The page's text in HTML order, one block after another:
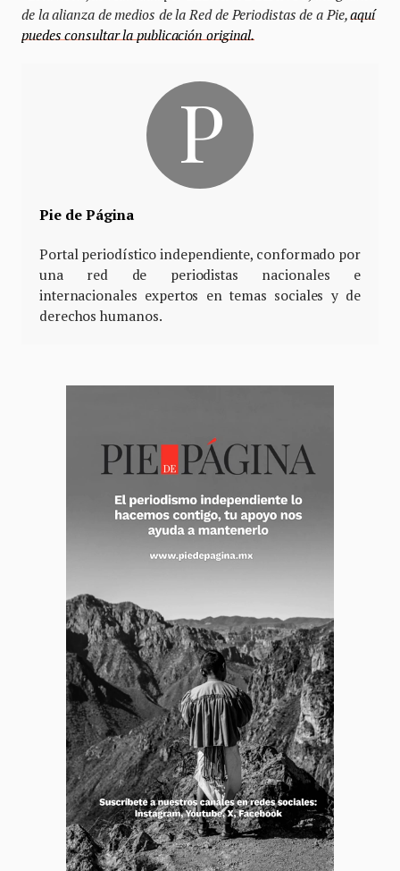
de la alianza de medios de la Red de Periodistas de a Pie,aquí
puedes consultar la publicación original.
Pie de Página
Portal periodístico independiente, conformado por
una red de periodistas nacionales e
internacionales expertos en temas sociales y de
derechos humanos.